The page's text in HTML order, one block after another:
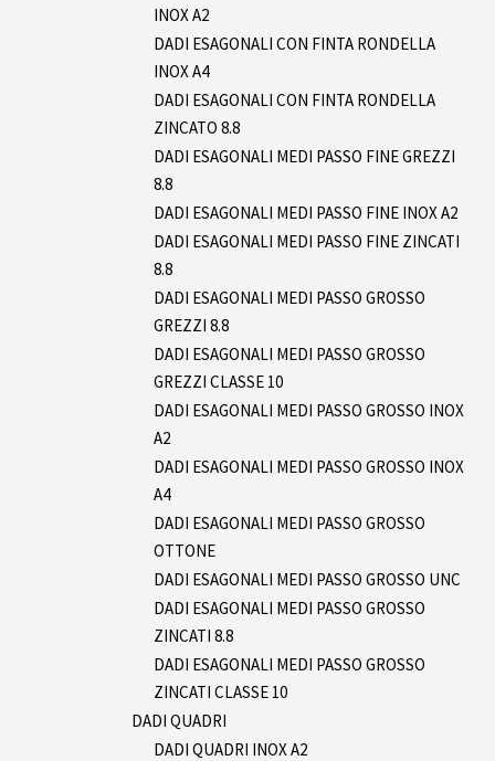
INOX A2
DADI ESAGONALI CON FINTA RONDELLA
INOX A4
DADI ESAGONALI CON FINTA RONDELLA
ZINCATO 8.8
DADI ESAGONALI MEDI PASSO FINE GREZZI
8.8
DADI ESAGONALI MEDI PASSO FINE INOX A2
DADI ESAGONALI MEDI PASSO FINE ZINCATI
8.8
DADI ESAGONALI MEDI PASSO GROSSO
GREZZI 8.8
DADI ESAGONALI MEDI PASSO GROSSO
GREZZI CLASSE 10
DADI ESAGONALI MEDI PASSO GROSSO INOX
A2
DADI ESAGONALI MEDI PASSO GROSSO INOX
A4
DADI ESAGONALI MEDI PASSO GROSSO
OTTONE
DADI ESAGONALI MEDI PASSO GROSSO UNC
DADI ESAGONALI MEDI PASSO GROSSO
ZINCATI 8.8
DADI ESAGONALI MEDI PASSO GROSSO
ZINCATI CLASSE 10
DADI QUADRI
DADI QUADRI INOX A2